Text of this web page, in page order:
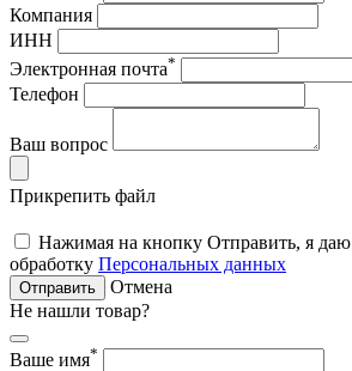
Компания
ИНН
Электронная почта*
Телефон
Ваш вопрос
Прикрепить файл
Нажимая на кнопку Отправить, я даю
обработку Персональных данных
Отправить
Отмена
Не нашли товар?
Ваше имя*